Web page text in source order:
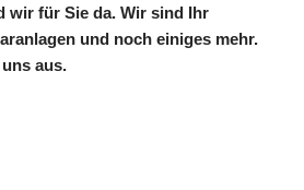
wir für Sie da. Wir sind Ihr
und noch einiges mehr.
aus.